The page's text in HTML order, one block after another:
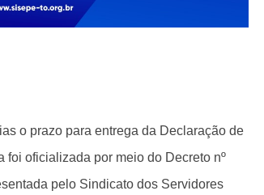
o prazo para entrega da Declaração de
foi oficializada por meio do Decreto nº
pelo Sindicato dos Servidores